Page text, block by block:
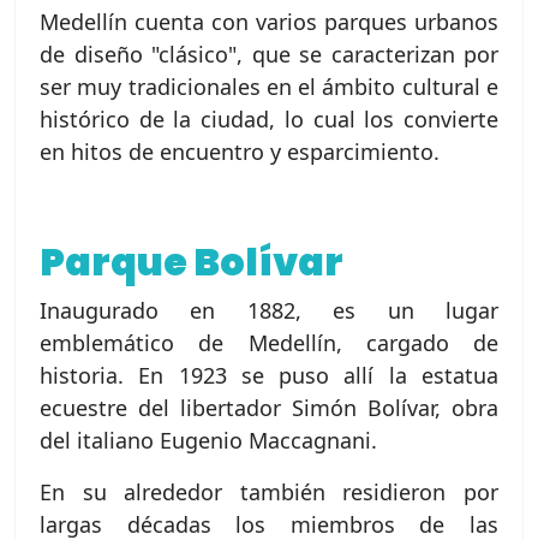
Medellín cuenta con varios parques urbanos
de diseño "clásico", que se caracterizan por
ser muy tradicionales en el ámbito cultural e
histórico de la ciudad, lo cual los convierte
en hitos de encuentro y esparcimiento.
Parque Bolívar
Inaugurado en 1882, es un lugar
emblemático de Medellín, cargado de
historia. En 1923 se puso allí la estatua
ecuestre del libertador Simón Bolívar, obra
del italiano Eugenio Maccagnani.
En su alrededor también residieron por
largas décadas los miembros de las